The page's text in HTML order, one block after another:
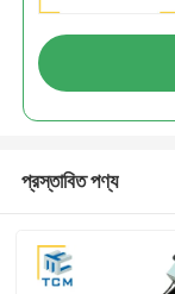
প্রস্তাবিত পণ্য